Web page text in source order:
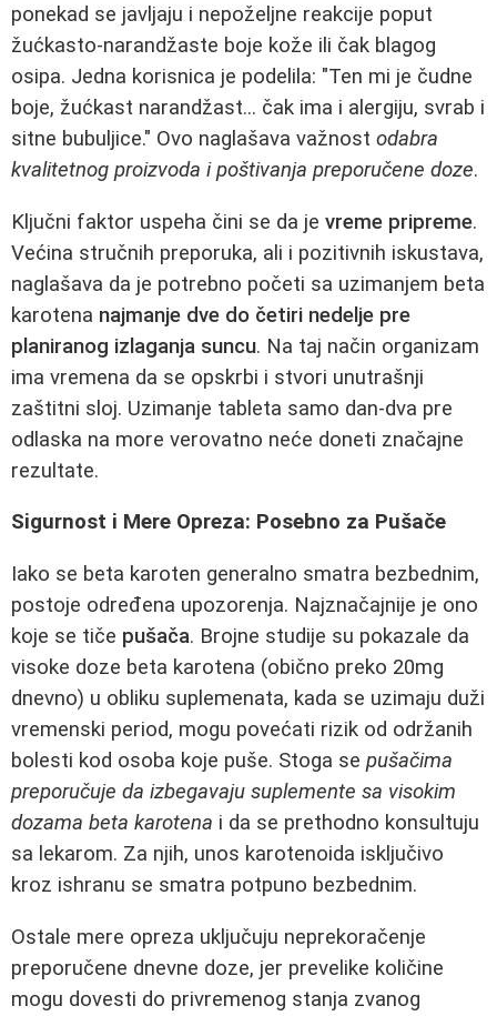
ponekad se javljaju i nepoželjne reakcije poput
žućkasto-narandžaste boje kože ili čak blagog
osipa. Jedna korisnica je podelila: "Ten mi je čudne
boje, žućkast narandžast... čak ima i alergiju, svrab i
sitne bubuljice." Ovo naglašava važnost odabra
kvalitetnog proizvoda i poštivanja preporučene doze.
Ključni faktor uspeha čini se da je vreme pripreme.
Većina stručnih preporuka, ali i pozitivnih iskustava,
naglašava da je potrebno početi sa uzimanjem beta
karotena najmanje dve do četiri nedelje pre
planiranog izlaganja suncu. Na taj način organizam
ima vremena da se opskrbi i stvori unutrašnji
zaštitni sloj. Uzimanje tableta samo dan-dva pre
odlaska na more verovatno neće doneti značajne
rezultate.
Sigurnost i Mere Opreza: Posebno za Pušače
Iako se beta karoten generalno smatra bezbednim,
postoje određena upozorenja. Najznačajnije je ono
koje se tiče pušača. Brojne studije su pokazale da
visoke doze beta karotena (obično preko 20mg
dnevno) u obliku suplemenata, kada se uzimaju duži
vremenski period, mogu povećati rizik od održanih
bolesti kod osoba koje puše. Stoga se pušačima
preporučuje da izbegavaju suplemente sa visokim
dozama beta karotena i da se prethodno konsultuju
sa lekarom. Za njih, unos karotenoida isključivo
kroz ishranu se smatra potpuno bezbednim.
Ostale mere opreza uključuju neprekoračenje
preporučene dnevne doze, jer prevelike količine
mogu dovesti do privremenog stanja zvanog